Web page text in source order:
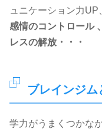
ュニケーション力UP
感情のコントロール
レスの解放・・・
ブレインジム
学力がうまくつかな